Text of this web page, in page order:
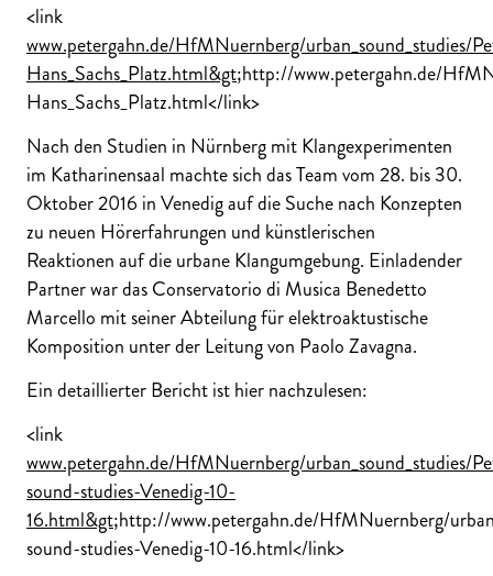
<link
www.petergahn.de/HfMNuernberg/urban_sound_studies/
Hans_Sachs_Platz.html&gt;http://www.petergahn.de/
Hans_Sachs_Platz.html</link>
Nach den Studien in Nürnberg mit Klangexperimenten
im Katharinensaal machte sich das Team vom 28. bis 30.
Oktober 2016 in Venedig auf die Suche nach Konzepten
zu neuen Hörerfahrungen und künstlerischen
Reaktionen auf die urbane Klangumgebung. Einladender
Partner war das Conservatorio di Musica Benedetto
Marcello mit seiner Abteilung für elektroaktustische
Komposition unter der Leitung von Paolo Zavagna.
Ein detaillierter Bericht ist hier nachzulesen:
<link
www.petergahn.de/HfMNuernberg/urban_sound_studies/
sound-studies-Venedig-10-
16.html&gt;http://www.petergahn.de/HfMNuernberg/
sound-studies-Venedig-10-16.html</link>